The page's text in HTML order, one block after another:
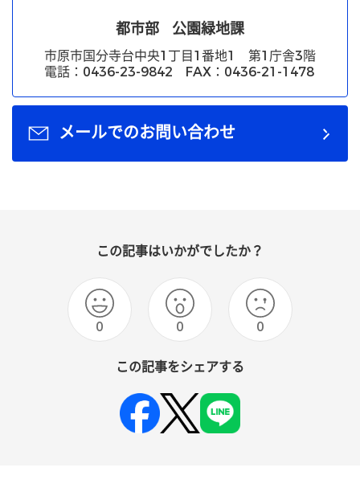
都市部 公園緑地課
市原市国分寺台中央1丁目1番地1 第1庁舎3階
電話：0436-23-9842 FAX：0436-21-1478
メールでのお問い合わせ
この記事はいかがでしたか？
0 0 0
この記事をシェアする